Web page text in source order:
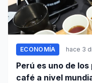
ECONOMÍA hace 3
Perú es uno de
café a nivel